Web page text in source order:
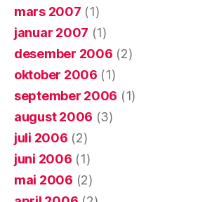
mars 2007 (1)
januar 2007 (1)
desember 2006 (2)
oktober 2006 (1)
september 2006 (1)
august 2006 (3)
juli 2006 (2)
juni 2006 (1)
mai 2006 (2)